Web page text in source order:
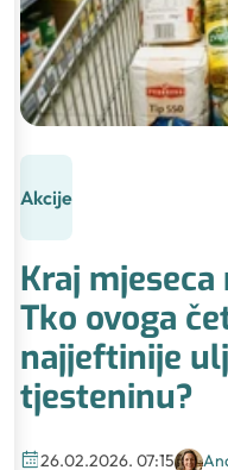
Akcije
Kraj
Tko ovoga
najjeftinije
tjesteninu?
26.02.2026. 07:15